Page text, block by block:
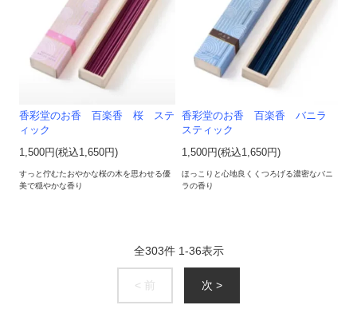
香彩堂のお香 百楽香 桜 ステ
ィック
1,500円(税込1,650円)
すっと佇むたおやかな桜の木を思わせる優
美で穏やかな香り
香彩堂のお香 百楽香 バニラ
スティック
1,500円(税込1,650円)
ほっこりと心地良くくつろげる濃密なバニ
ラの香り
全303件 1-36表示
< 前 次 >